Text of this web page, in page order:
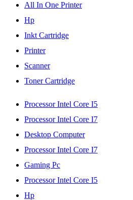
All In One Printer
Hp
Inkt Cartridge
Printer
Scanner
Toner Cartridge
Processor Intel Core I5
Processor Intel Core I7
Desktop Computer
Processor Intel Core I7
Gaming Pc
Processor Intel Core I5
Hp